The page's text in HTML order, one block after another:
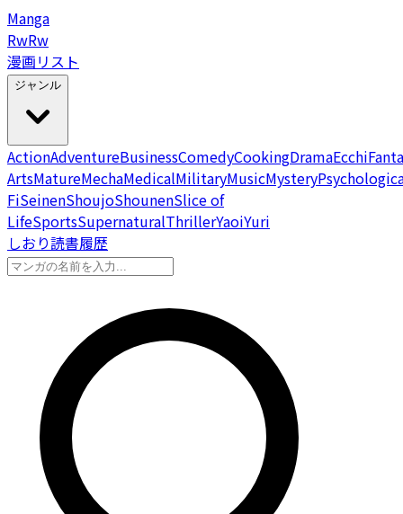
Manga
RwRw
漫画リスト
ジャンル
ActionAdventureBusinessComedyCookingDramaEcchi
ArtsMatureMechaMedicalMilitaryMusicMystery
FiSeinenShoujoShounenSlice of
LifeSportsSupernaturalThrillerYaoiYuri
しおり読書履歴